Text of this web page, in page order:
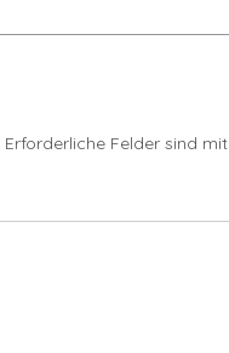
Erforderliche Felder sind mit